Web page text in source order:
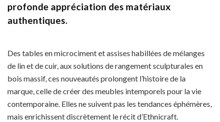
profonde appréciation des matériaux
authentiques.
Des tables en microciment et assises habillées de mélanges
de lin et de cuir, aux solutions de rangement sculpturales en
bois massif, ces nouveautés prolongent l’histoire de la
marque, celle de créer des meubles intemporels pour la vie
contemporaine. Elles ne suivent pas les tendances éphémères,
mais enrichissent discrètement le récit d’Ethnicraft.